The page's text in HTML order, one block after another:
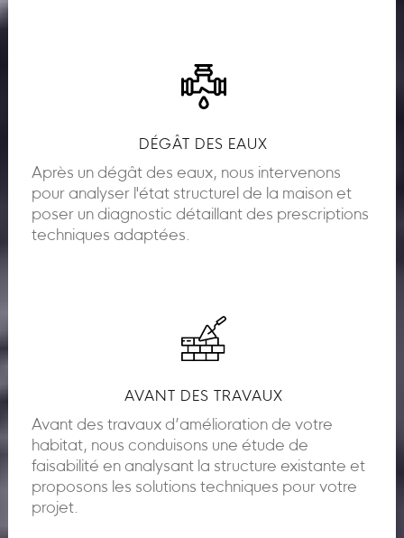
DÉGÂT DES EAUX
Après un dégât des eaux, nous intervenons
pour analyser l'état structurel de la maison et
poser un diagnostic détaillant des prescriptions
techniques adaptées.
AVANT DES TRAVAUX
Avant des travaux d’amélioration de votre
habitat, nous conduisons une étude de
faisabilité en analysant la structure existante et
proposons les solutions techniques pour votre
projet.